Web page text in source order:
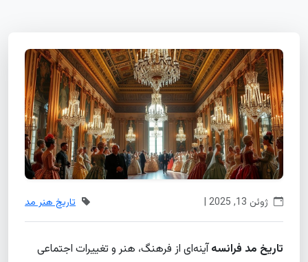
ژوئن 13, 2025 | تاریخ هنر مد
تاریخ مد فرانسهآینه‌ای از فرهنگ، هنر و تغییرات اجتماعی